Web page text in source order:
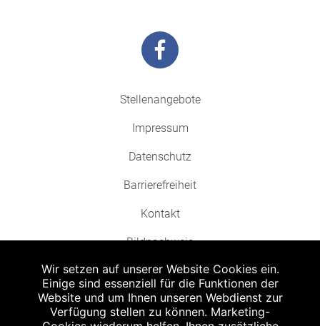
Stellenangebote
Impressum
Datenschutz
Barrierefreiheit
Kontakt
Bildnachweis
Wir setzen auf unserer Website Cookies ein.
Einige sind essenziell für die Funktionen der
Website und um Ihnen unseren Webdienst zur
Verfügung stellen zu können. Marketing-